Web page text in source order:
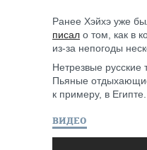
Ранее Хэйхэ уже
писал о том, как в
из-за непогоды
Нетрезвые русские
Пьяные
к примеру, в Египте.
ВИДЕО